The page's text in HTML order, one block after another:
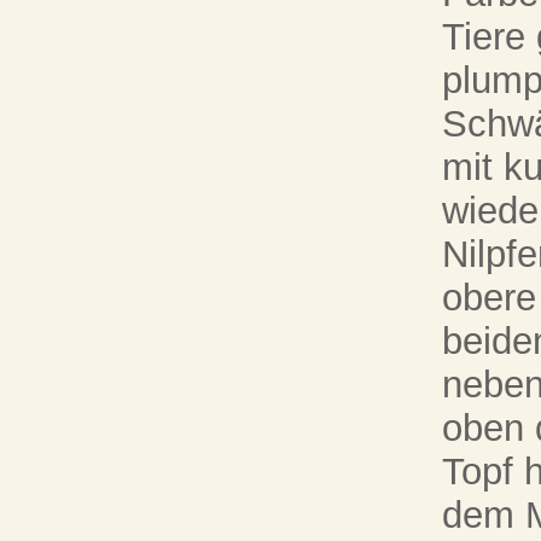
Tiere
mit
oben
Topf
dem